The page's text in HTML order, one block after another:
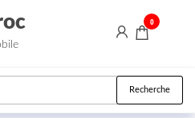
0
Recherche